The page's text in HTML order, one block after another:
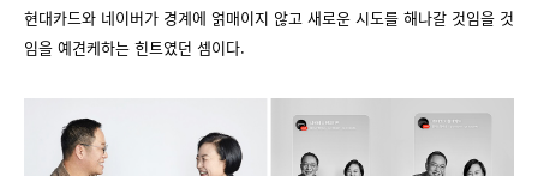
현대카드와 네이버가 경계에 얽매이지 않고 새로운 시도를 해나갈 것임을 것
임을 예견케하는 힌트였던 셈이다.